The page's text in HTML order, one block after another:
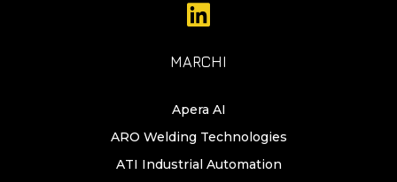
MARCHI
Apera AI
ARO Welding Technologies
ATI Industrial Automation